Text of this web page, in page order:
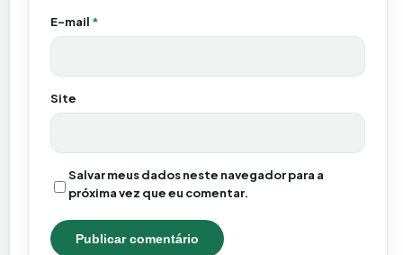
E-mail *
Site
Salvar meus dados neste navegador para a
próxima vez que eu comentar.